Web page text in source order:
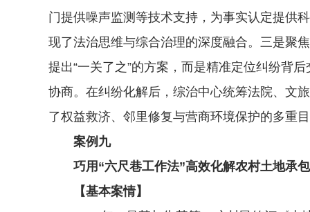
门提供噪声监测等技术支持，为事实认定提供
现了法治思维与综合治理的深度融合。三是聚
提出“一关了之”的方案，而是精准定位纠纷背
协商。在纠纷化解后，综治中心统筹法院、文
了权益救济、邻里修复与营商环境保护的多重
案例九
巧用“六尺巷工作法”高效化解农村土地承
【基本案情】